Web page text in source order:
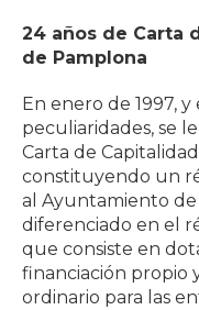
24 años de Carta
de Pamplona
En enero de 1997,
peculiaridades, se
Carta de
constituyendo un
al Ayuntamiento
diferenciado en el
que consiste en
financiación propio
ordinario para las